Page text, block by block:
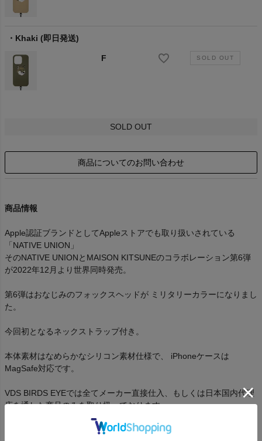
Khaki (即日発送)
F
SOLD OUT
商品についてのお問い合わせ
商品情報
Apple認証ブランドとしてAppleストアでも取り扱いされている
「NATIVE UNION」
そのNATIVE UNIONとMAISON KITSUNEのコラボレーション第6弾
が2022年12月より世界同時発売。
第6弾はおなじみのフォックスヘッドが ミリタリーカラーになりまし
た。
今回初となるネックストラップ付き。
本体素材はなめらかなシリコン素材仕様で、 iPhoneケースは
MagSafe対応です。
VDS BIRDS EYEでは全てメーカー直接仕入、もしくは日本国内代理
店を通した商品のみを取り扱っております。